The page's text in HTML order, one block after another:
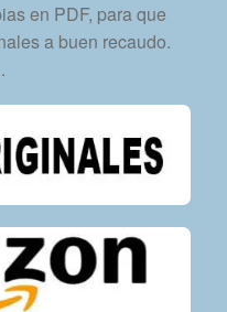
en PDF, para que
a buen recaudo.